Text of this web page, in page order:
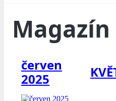
červen
2025